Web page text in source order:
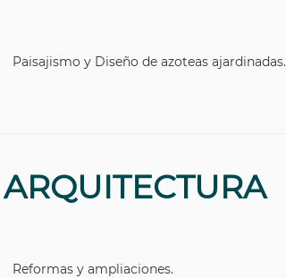
Paisajismo y Diseño de azoteas ajardinadas.
Reformas y ampliaciones.